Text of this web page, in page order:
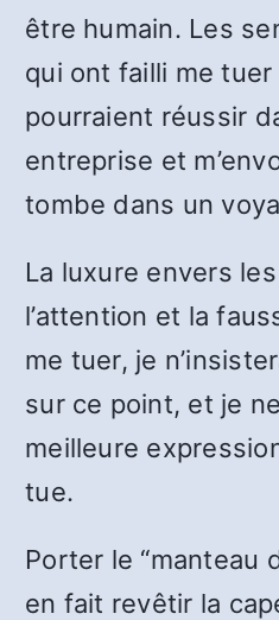
être humain. Les
qui ont failli me
pourraient réussir
entreprise et
tombe dans un
La luxure envers
l’attention et la
me tuer, je
sur ce point, et je
meilleure
tue.
Porter le “manteau
en fait revêtir la